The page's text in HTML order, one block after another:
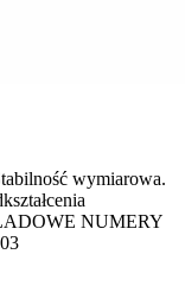
wymiarowa.
NUMERY